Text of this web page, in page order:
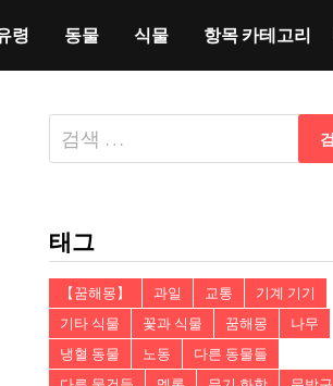
령 동물 식물 항목 카테고리
다
음
태그
【꿈해몽】 과일 교통
기계 기기
기타 식물
꽃과 식물 꿈해몽
나무
냉혈 동물
노동
다른 동물들